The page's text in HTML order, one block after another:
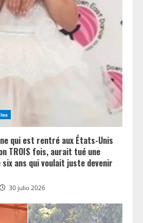
qui est rentré aux États-Unis
TROIS fois, aurait tué une
ans qui voulait juste devenir
30 julio 2026